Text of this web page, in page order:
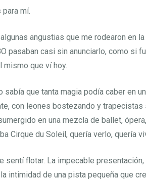
mí.
angustias que me rodearon en
pasaban casi sin anunciarlo, como si
mismo que ví hoy.
que tanta magia podía caber en
con leones bostezando y trapecistas
en una mezcla de ballet,
Cirque du Soleil, quería verlo, quería
sentí flotar. La impecable
intimidad de una pista pequeña que